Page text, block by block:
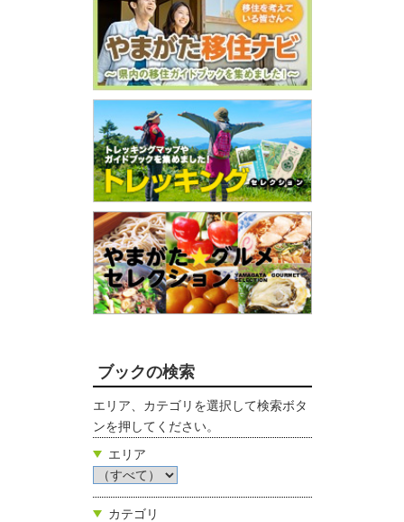
ブックの検索
エリア、カテゴリを選択して検索ボタ
ンを押してください。
エリア
カテゴリ